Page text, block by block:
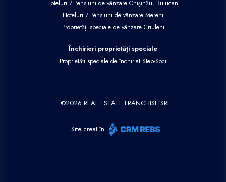
Hoteluri / Pensiuni de vânzare Chișinău, Buiucani
Hoteluri / Pensiuni de vânzare Mereni
Proprietăți speciale de vânzare Criuleni
Închirieri proprietăți speciale
Proprietăți speciale de închiriat Step-Soci
©2026 REAL ESTATE FRANCHISE SRL
Site creat în